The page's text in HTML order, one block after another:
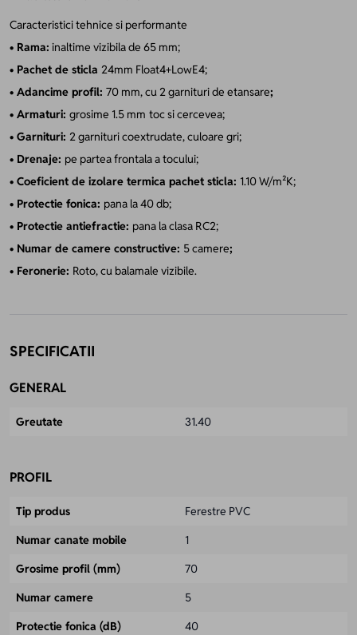
Caracteristici tehnice si performante
• Rama: inaltime vizibila de 65 mm;
• Pachet de sticla 24mm Float4+LowE4;
• Adancime profil: 70 mm, cu 2 garnituri de etansare;
• Armaturi: grosime 1.5 mm toc si cercevea;
• Garnituri: 2 garnituri coextrudate, culoare gri;
• Drenaje: pe partea frontala a tocului;
• Coeficient de izolare termica pachet sticla: 1.10 W/m²K;
• Protectie fonica: pana la 40 db;
• Protectie antiefractie: pana la clasa RC2;
• Numar de camere constructive: 5 camere;
• Feronerie: Roto, cu balamale vizibile.
SPECIFICATII
GENERAL
Greutate 31.40
PROFIL
Tip produs
Ferestre PVC
Numar canate mobile
1
Grosime profil (mm)
70
Numar camere
5
Protectie fonica (dB)
40